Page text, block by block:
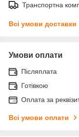
Транспортна
Всі умови доставки
Умови оплати
Післяплата
Готівкою
Оплата за
Всі умови оплати